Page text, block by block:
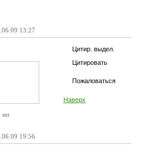
13:27
Цитир. выдел.
Цитировать
Пожаловаться
Наверх
ип
19:56